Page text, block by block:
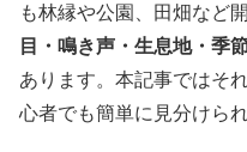
も林縁や公園、田畑など
目・鳴き声・生息地・季
あります。本記事ではそ
心者でも簡単に見分けら